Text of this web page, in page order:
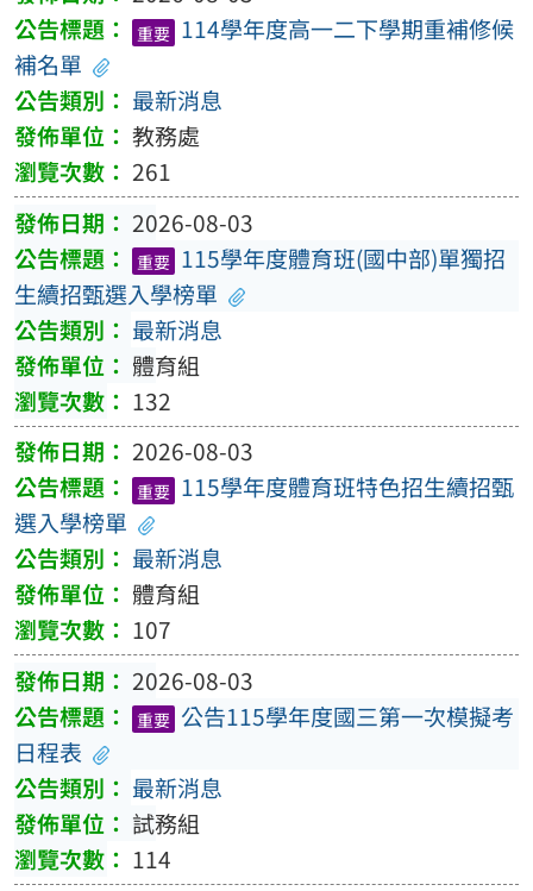
重要 114學年度高一二下學期重補修候
補名單
最新消息
教務處
261
2026-08-03
重要 115學年度體育班(國中部)單獨招
生續招甄選入學榜單
最新消息
體育組
132
2026-08-03
重要 115學年度體育班特色招生續招甄
選入學榜單
最新消息
體育組
107
2026-08-03
重要 公告115學年度國三第一次模擬考
日程表
最新消息
試務組
114